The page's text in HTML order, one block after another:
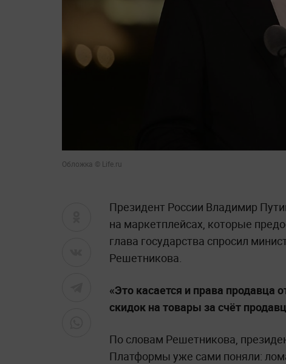
Обложка © Life.ru
Президент России Владимир
на маркетплейсах, которые
глава государства спросил
Решетникова.
«Это касается и права продавца
скидок на товары за счёт
По словам Решетникова,
Платформы уже сами поняли: